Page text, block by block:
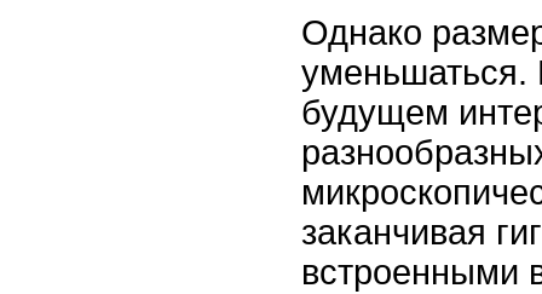
Однако
будущем
заканчивая
встроенными